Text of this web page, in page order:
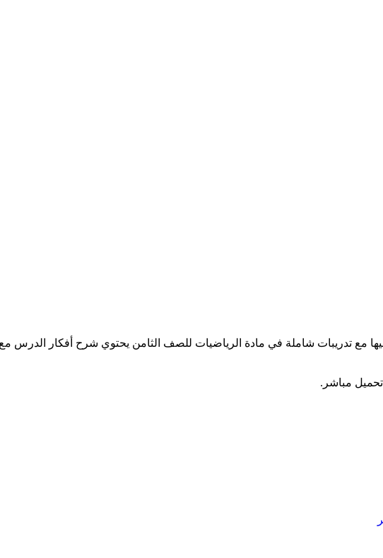
مع تدريبات شاملة في مادة الرياضيات للصف الثامن يحتوي شرح أفكار الدرس مع